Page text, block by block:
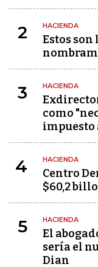
2 HACIENDA
Estos
3 HACIENDA
como
4 HACIENDA
Centro
$60,2
5 HACIENDA
El
sería el
Dian